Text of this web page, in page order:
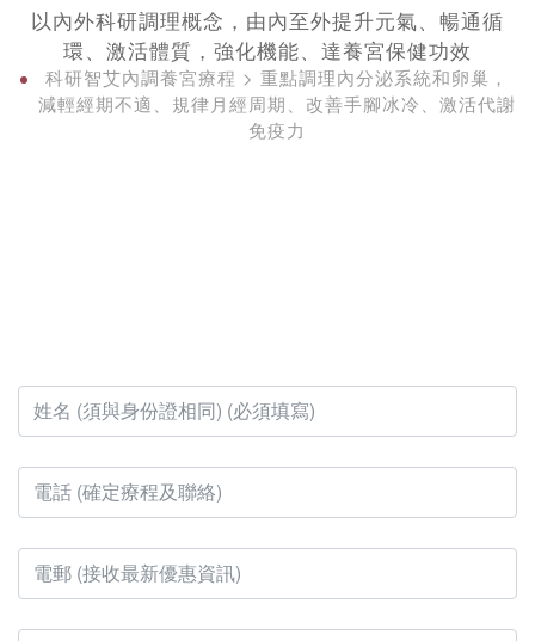
以內外科研調理概念，由內至外提升元氣、暢通循
環、激活體質，強化機能、達養宮保健功效
科研智艾內調養宮療程 > 重點調理內分泌系統和卵巢，
減輕經期不適、規律月經周期、改善手腳冰冷、激活代謝
免疫力